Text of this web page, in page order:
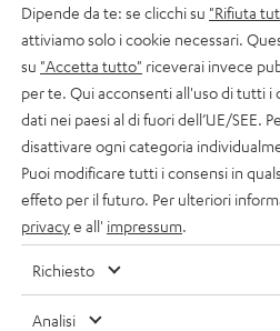
Dipende da te: se clicchi su "Rifiuta
attiviamo solo i cookie necessari.
su "Accetta tutto" riceverai invece
per te. Qui acconsenti all'uso di tutti
dati nei paesi al di fuori dell’UE/SEE.
disattivare ogni categoria
Puoi modificare tutti i consensi in
effeto per il futuro. Per ulteriori
privacye all' impressum
Richiesto
Analisi